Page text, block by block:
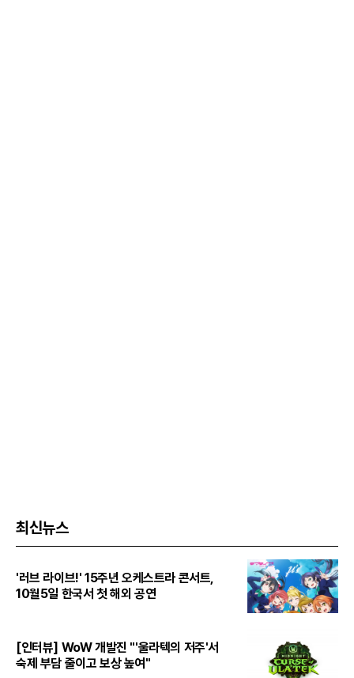
최신뉴스
'러브 라이브!' 15주년 오케스트라 콘서트,
10월5일 한국서 첫 해외 공연
[인터뷰] WoW 개발진 "'울라텍의 저주'서
숙제 부담 줄이고 보상 높여"